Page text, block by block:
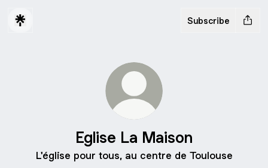
Subscribe
Eglise La Maison
L'église pour tous, au centre de Toulouse